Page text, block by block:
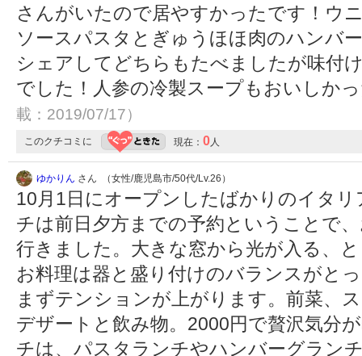
さんがいたので居やすかったです！ウ
ソースパスタとぎゅうほほ肉のハンバ
シェアしてどちらもたべましたが味付
でした！人参の冷製スープもおいしか
載：2019/07/17）
このクチコミに 現在： 0人
ゆかりん さん （女性/鹿児島市/50代/Lv.26）
10月1日にオープンしたばかりのイタ
チは前日夕方までの予約ということで
行きました。大きな窓から光が入る、
お料理は器と盛り付けのバランスがと
まずテンションが上がります。前菜、
デザートと飲み物。2000円で贅沢気分
チは、パスタランチやハンバーグラン